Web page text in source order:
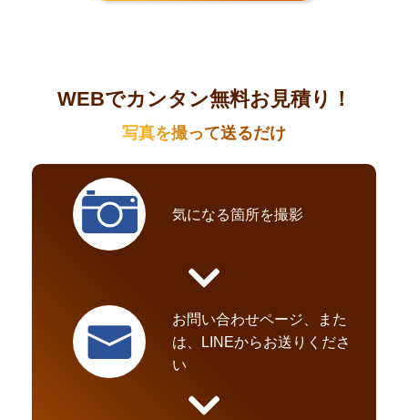
WEBでカンタン無料お見積り！
写真を撮って送るだけ
気になる箇所を撮影
お問い合わせページ、また
は、LINEからお送りくださ
い